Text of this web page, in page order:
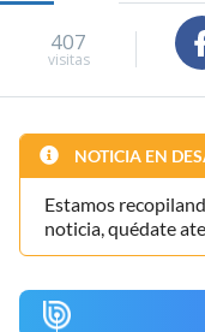
407
visitas
NOTICIA EN
Estamos
noticia, quédate